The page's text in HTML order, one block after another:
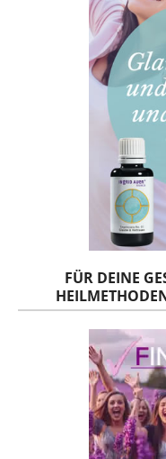
FÜR DEINE